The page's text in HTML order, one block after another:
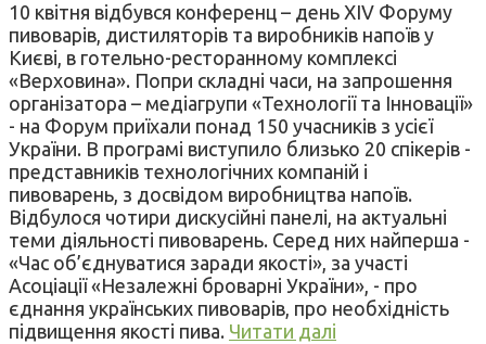
10 квітня відбувся конференц – день XIV Форуму
пивоварів, дистиляторів та виробників напоїв у
Києві, в готельно-ресторанному комплексі
«Верховина». Попри складні часи, на запрошення
організатора – медіагрупи «Технології та Інновації»
- на Форум приїхали понад 150 учасників з усієї
України. В програмі виступило близько 20 спікерів -
представників технологічних компаній і
пивоварень, з досвідом виробництва напоїв.
Відбулося чотири дискусійні панелі, на актуальні
теми діяльності пивоварень. Серед них найперша -
«Час об’єднуватися заради якості», за участі
Асоціації «Незалежні броварні України», - про
єднання українських пивоварів, про необхідність
підвищення якості пива. Читати далі